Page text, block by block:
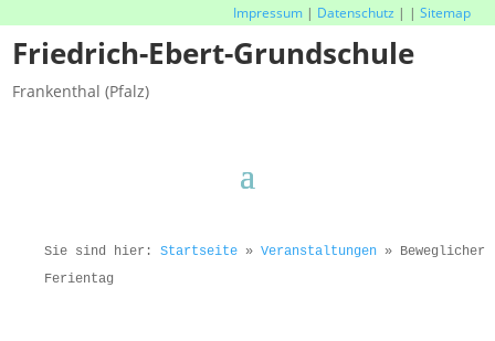
Impressum| Datenschutz | | Sitemap
Friedrich-Ebert-Grundschule
Frankenthal (Pfalz)
Sie sind hier: Startseite » Veranstaltungen » Beweglicher
Ferientag